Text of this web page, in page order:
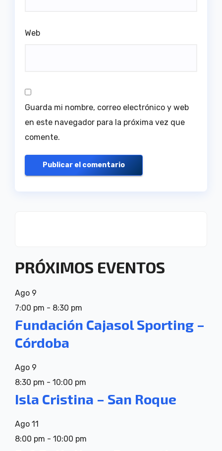
Web
Guarda mi nombre, correo electrónico y web
en este navegador para la próxima vez que
comente.
PRÓXIMOS EVENTOS
Ago 9
7:00 pm - 8:30 pm
Fundación Cajasol Sporting –
Córdoba
Ago 9
8:30 pm - 10:00 pm
Isla Cristina – San Roque
Ago 11
8:00 pm - 10:00 pm